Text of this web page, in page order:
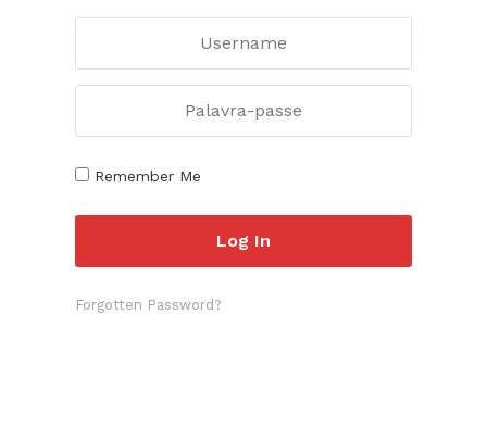
Remember Me
Forgotten Password?